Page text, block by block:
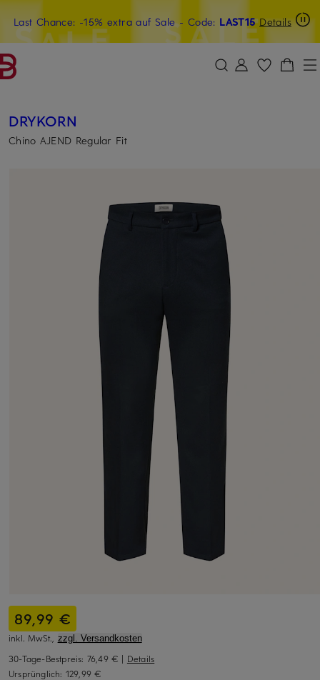
ZUM HAUPTINHALT ÜBERSPRINGEN ZUM SUCHFELD ÜBERSPRINGEN
Last Chance: -15% extra auf Sale- Code: LAST15 Details
20€-Willkommensgutschein mit Beyond sichern
DRYKORN
Chino AJEND Regular Fit
89,99 €
inkl. MwSt., zzgl. Versandkosten
30-Tage-Bestpreis: 76,49 € | Details
Ursprünglich: 129,99 €